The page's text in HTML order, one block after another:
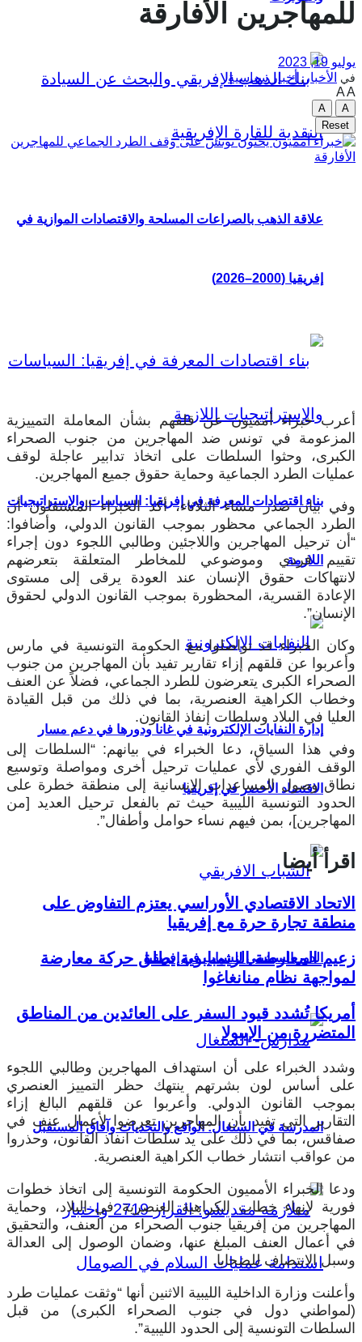
علاقة الذهب بالصراعات المسلحة والاقتصادات الموازية في
إفريقيا (2000–2026)
بناء اقتصادات المعرفة في إفريقيا: السياسات والإستراتيجيات
اللازمة
إدارة النفايات الإلكترونية في غانا ودورها في دعم مسار
الاقتصاد الأخضر في إفريقيا
الدور السياسي للشباب في إفريقيا
المدرسة في السنغال: الواقع والتحديات وآفاق المستقبل
للمهاجرين الأفارقة
يوليو 19, 2023
في الأخبار , أخبار سياسية
AA
A
A
Reset
أعرب خبراء أمميون عن قلقهم بشأن المعاملة التمييزية
المزعومة في تونس ضد المهاجرين من جنوب الصحراء
الكبرى، وحثوا السلطات على اتخاذ تدابير عاجلة لوقف
عمليات الطرد الجماعية وحماية حقوق جميع المهاجرين.
وفي بيان صدر مساء الثلاثاء، أكد الخبراء المستقلون أن
الطرد الجماعي محظور بموجب القانون الدولي، وأضافوا:
“أن ترحيل المهاجرين واللاجئين وطالبي اللجوء دون إجراء
تقييم فردي وموضوعي للمخاطر المتعلقة بتعرضهم
لانتهاكات حقوق الإنسان عند العودة يرقى إلى مستوى
الإعادة القسرية، المحظورة بموجب القانون الدولي لحقوق
الإنسان”.
وكان الخبراء قد تواصلوا مع الحكومة التونسية في مارس
وأعربوا عن قلقهم إزاء تقارير تفيد بأن المهاجرين من جنوب
الصحراء الكبرى يتعرضون للطرد الجماعي، فضلاً عن العنف
وخطاب الكراهية العنصرية، بما في ذلك من قبل القيادة
العليا في البلاد وسلطات إنفاذ القانون.
وفي هذا السياق، دعا الخبراء في بيانهم: “السلطات إلى
الوقف الفوري لأي عمليات ترحيل أخرى ومواصلة وتوسيع
نطاق وصول المساعدات الإنسانية إلى منطقة خطرة على
الحدود التونسية الليبية حيث تم بالفعل ترحيل العديد [من
المهاجرين]، بمن فيهم نساء حوامل وأطفال”.
اقرأ أيضا
الاتحاد الاقتصادي الأوراسي يعتزم التفاوض على
منطقة تجارة حرة مع إفريقيا
زعيم المعارضة الزيمبابوية يطلق حركة معارضة
لمواجهة نظام منانغاغوا
أمريكا تُشدد قيود السفر على العائدين من المناطق
المتضررة من الإيبولا
وشدد الخبراء على أن استهداف المهاجرين وطالبي اللجوء
على أساس لون بشرتهم ينتهك حظر التمييز العنصري
بموجب القانون الدولي. وأعربوا عن قلقهم البالغ إزاء
التقارير التي تفيد بأن المهاجرين تعرضوا لأعمال عنف في
صفاقس، بما في ذلك على يد سلطات انفاذ القانون، وحذروا
من عواقب انتشار خطاب الكراهية العنصرية.
ودعا الخبراء الأمميون الحكومة التونسية إلى اتخاذ خطوات
فورية لإنهاء خطاب الكراهية العنصرية في البلاد، وحماية
المهاجرين من إفريقيا جنوب الصحراء من العنف، والتحقيق
في أعمال العنف المبلغ عنها، وضمان الوصول إلى العدالة
وسبل الانتصاف للضحايا.
وأعلنت وزارة الداخلية الليبية الاثنين أنها “وثقت عمليات طرد
(لمواطني دول في جنوب الصحراء الكبرى) من قبل
السلطات التونسية إلى الحدود الليبية”.